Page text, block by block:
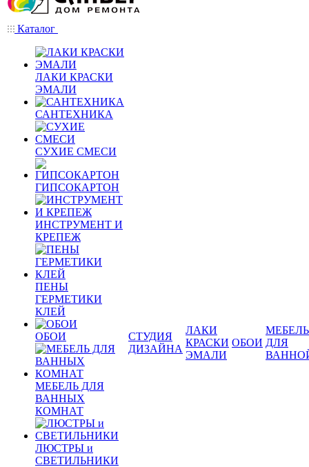
Каталог
ЛАКИ КРАСКИ
ЭМАЛИ
САНТЕХНИКА
СУХИЕ СМЕСИ
ГИПСОКАРТОН
ИНСТРУМЕНТ И
КРЕПЕЖ
ПЕНЫ
ГЕРМЕТИКИ
КЛЕЙ
ОБОИ
МЕБЕЛЬ ДЛЯ
ВАННЫХ
КОМНАТ
ЛЮСТРЫ и
СВЕТИЛЬНИКИ
СТУДИЯ
ДИЗАЙНА
ЛАКИ
КРАСКИ
ЭМАЛИ
ОБОИ
МЕБЕЛЬ
ДЛЯ